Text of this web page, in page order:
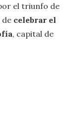
el triunfo de
de celebrar el
, capital de